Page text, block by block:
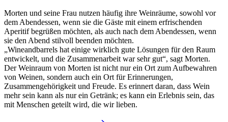
Morten und seine Frau nutzen häufig ihre Weinräume, sowohl vor
dem Abendessen, wenn sie die Gäste mit einem erfrischenden
Aperitif begrüßen möchten, als auch nach dem Abendessen, wenn
sie den Abend stilvoll beenden möchten.
„Wineandbarrels hat einige wirklich gute Lösungen für den Raum
entwickelt, und die Zusammenarbeit war sehr gut“, sagt Morten.
Der Weinraum von Morten ist nicht nur ein Ort zum Aufbewahren
von Weinen, sondern auch ein Ort für Erinnerungen,
Zusammengehörigkeit und Freude. Es erinnert daran, dass Wein
mehr sein kann als nur ein Getränk; es kann ein Erlebnis sein, das
mit Menschen geteilt wird, die wir lieben.